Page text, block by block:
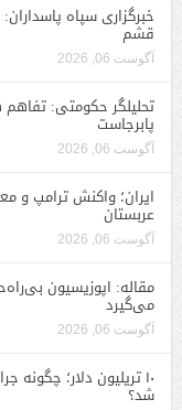
خبرگزاری سپاه
قشم
آگوست 06, 2026
تحلیلگر حکومتی:
پابرجاست
آگوست 06, 2026
ایران؛ واکنش ترامپ و
عربستان
آگوست 06, 2026
مقاله: اپوزیسیون
می‌گیرد
آگوست 06, 2026
۱۰ تریلیون دلار؛
شد؟